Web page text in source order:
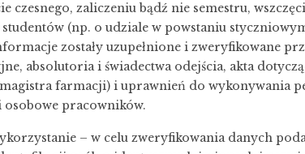
czesnego, zaliczeniu bądź nie semestru,
(np. o udziale w powstaniu
zostały uzupełnione i zweryfikowane
absolutoria i świadectwa odejścia, akta
farmacji) i uprawnień do wykonywania
pracowników.
– w celu zweryfikowania danych